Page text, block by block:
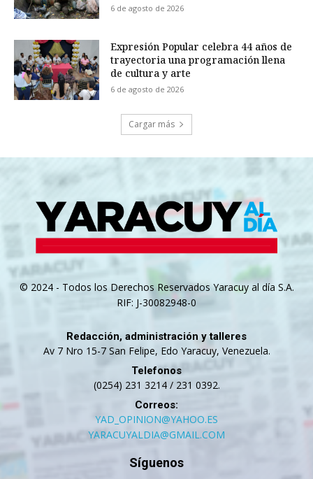
6 de agosto de 2026
Expresión Popular celebra 44 años de
trayectoria una programación llena
de cultura y arte
6 de agosto de 2026
Cargar más
© 2024 - Todos los Derechos Reservados Yaracuy al día S.A.
RIF: J-30082948-0
Redacción, administración y talleres
Av 7 Nro 15-7 San Felipe, Edo Yaracuy, Venezuela.
Telefonos
(0254) 231 3214 / 231 0392.
Correos:
YAD_OPINION@YAHOO.ES
YARACUYALDIA@GMAIL.COM
Síguenos